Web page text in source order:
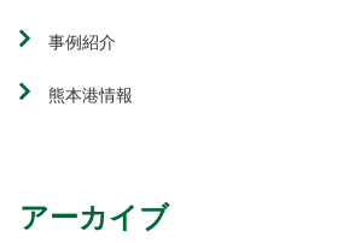
事例紹介
熊本港情報
アーカイブ